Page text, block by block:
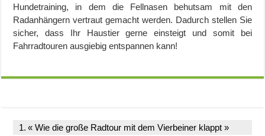
Hundetraining, in dem die Fellnasen behutsam mit den
Radanhängern vertraut gemacht werden. Dadurch stellen Sie
sicher, dass Ihr Haustier gerne einsteigt und somit bei
Fahrradtouren ausgiebig entspannen kann!
« Wie die große Radtour mit dem Vierbeiner klappt »